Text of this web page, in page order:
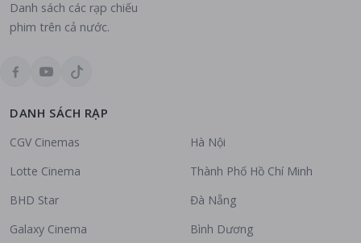
Danh sách các rạp chiếu
phim trên cả nước.
DANH SÁCH RẠP
CGV Cinemas
Lotte Cinema
BHD Star
Galaxy Cinema
Hà Nội
Thành Phố Hồ Chí Minh
Đà Nẵng
Bình Dương